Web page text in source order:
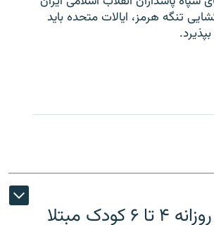
تنگه هرمز، ایالات متحده باید
سره‌ میاشت: روزانه ۴ تا ۶ کودک مبتلا